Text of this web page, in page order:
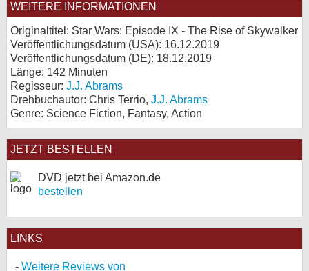
WEITERE INFORMATIONEN
Originaltitel: Star Wars: Episode IX - The Rise of Skywalker
Veröffentlichungsdatum (USA): 16.12.2019
Veröffentlichungsdatum (DE): 18.12.2019
Länge: 142 Minuten
Regisseur: J.J. Abrams
Drehbuchautor: Chris Terrio, J.J. Abrams
Genre: Science Fiction, Fantasy, Action
JETZT BESTELLEN
DVD jetzt bei Amazon.de
bestellen
LINKS
Weitere Reviews von